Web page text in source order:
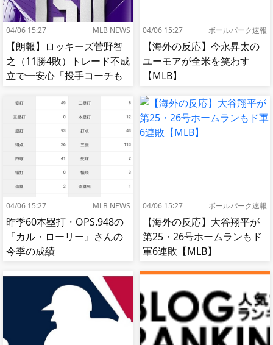
04/06 15:27 MLB NEWS
【朗報】ロッキーズ菅野智
之（11勝4敗）トレード不成
立で一安心「投手コーチも
04/06 15:27 ボールパーク速報
【海外の反応】今永昇太の
ユーモアが全米を笑わす
【MLB】
04/06 15:27 MLB NEWS
昨季60本塁打・OPS.948の
『カル・ローリー』さんの
今季の成績
04/06 15:27 ボールパーク速報
【海外の反応】大谷翔平が
第25・26号ホームランもド
軍6連敗【MLB】